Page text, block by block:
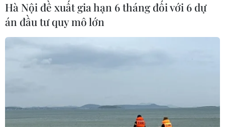
Hà Nội đề xuất gia hạn 6 tháng đối với 6 dự
án đầu tư quy mô lớn